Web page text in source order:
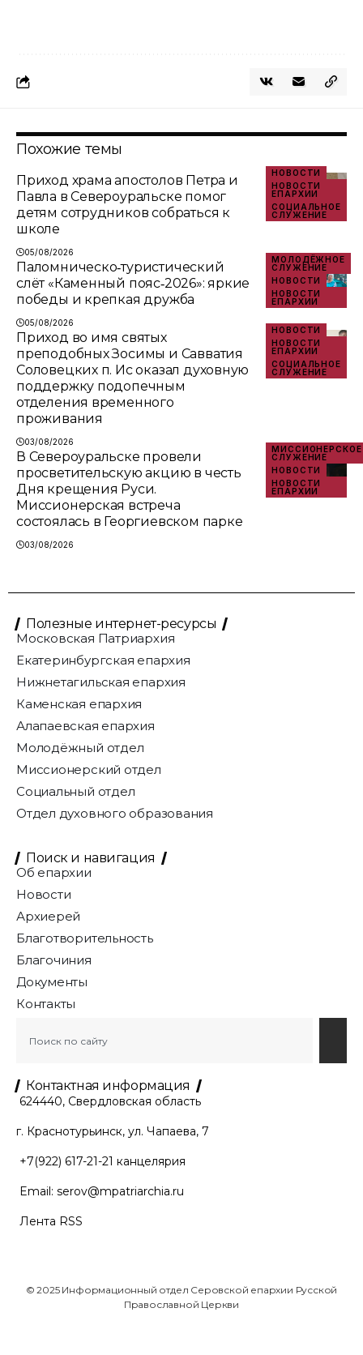
Похожие темы
НОВОСТИ
НОВОСТИ
ЕПАРХИИ
СОЦИАЛЬНОЕ
СЛУЖЕНИЕ
Приход храма апостолов Петра и
Павла в Североуральске помог
детям сотрудников собраться к
школе
05/08/2026
МОЛОДЁЖНОЕ
СЛУЖЕНИЕ
НОВОСТИ
НОВОСТИ
ЕПАРХИИ
Паломническо‑туристический
слёт «Каменный пояс‑2026»: яркие
победы и крепкая дружба
05/08/2026
НОВОСТИ
НОВОСТИ
ЕПАРХИИ
СОЦИАЛЬНОЕ
СЛУЖЕНИЕ
Приход во имя святых
преподобных Зосимы и Савватия
Соловецких п. Ис оказал духовную
поддержку подопечным
отделения временного
проживания
03/08/2026
МИССИОНЕРСКОЕ
СЛУЖЕНИЕ
НОВОСТИ
НОВОСТИ
ЕПАРХИИ
В Североуральске провели
просветительскую акцию в честь
Дня крещения Руси.
Миссионерская встреча
состоялась в Георгиевском парке
03/08/2026
Полезные интернет-ресурсы
Московская Патриархия
Екатеринбургская епархия
Нижнетагильская епархия
Каменская епархия
Алапаевская епархия
Молодёжный отдел
Миссионерский отдел
Социальный отдел
Отдел духовного образования
Поиск и навигация
Об епархии
Новости
Архиерей
Благотворительность
Благочиния
Документы
Контакты
Контактная информация
624440, Свердловская область
г. Краснотурьинск, ул. Чапаева, 7
+7(922) 617-21-21 канцелярия
Email: serov@mpatriarchia.ru
Лента RSS
© 2025 Информационный отдел Серовской епархии Русской
Православной Церкви